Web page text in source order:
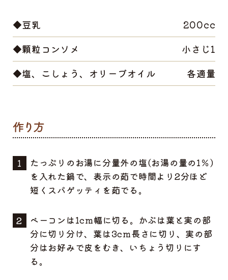
◆豆乳
200cc
◆顆粒コンソメ
小さじ1
◆塩、こしょう、オリーブオイル
各適量
たっぷりのお湯に分量外の塩(お湯の量の1％)
を入れた鍋で、表示の茹で時間より2分ほど
短くスパゲッティを茹でる。
ベーコンは1cm幅に切る。かぶは葉と実の部
分に切り分け、葉は3cm長さに切り、実の部
分はお好みで皮をむき、いちょう切りにす
る。